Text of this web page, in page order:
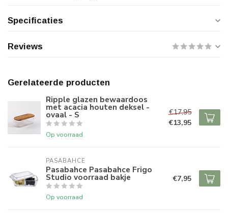
Specificaties
Reviews
Gerelateerde producten
Ripple glazen bewaardoos
met acacia houten deksel -
ovaal - S
Op voorraad
€17,95
€13,95
PASABAHCE
Pasabahce Pasabahce Frigo
Studio voorraad bakje
Op voorraad
€7,95